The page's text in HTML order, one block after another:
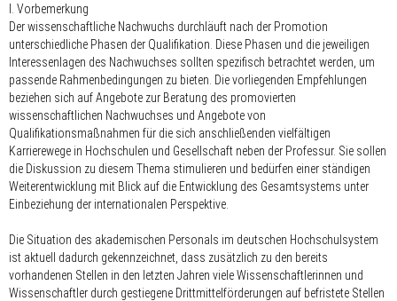
I. Vorbemerkung
Der wissenschaftliche Nachwuchs durchläuft nach der Promotion
unterschiedliche Phasen der Qualifikation. Diese Phasen und die jeweiligen
Interessenlagen des Nachwuchses sollten spezifisch betrachtet werden, um
passende Rahmenbedingungen zu bieten. Die vorliegenden Empfehlungen
beziehen sich auf Angebote zur Beratung des promovierten
wissenschaftlichen Nachwuchses und Angebote von
Qualifikationsmaßnahmen für die sich anschließenden vielfältigen
Karrierewege in Hochschulen und Gesellschaft neben der Professur. Sie sollen
die Diskussion zu diesem Thema stimulieren und bedürfen einer ständigen
Weiterentwicklung mit Blick auf die Entwicklung des Gesamtsystems unter
Einbeziehung der internationalen Perspektive.
Die Situation des akademischen Personals im deutschen Hochschulsystem
ist aktuell dadurch gekennzeichnet, dass zusätzlich zu den bereits
vorhandenen Stellen in den letzten Jahren viele Wissenschaftlerinnen und
Wissenschaftler durch gestiegene Drittmittelförderungen auf befristete Stellen